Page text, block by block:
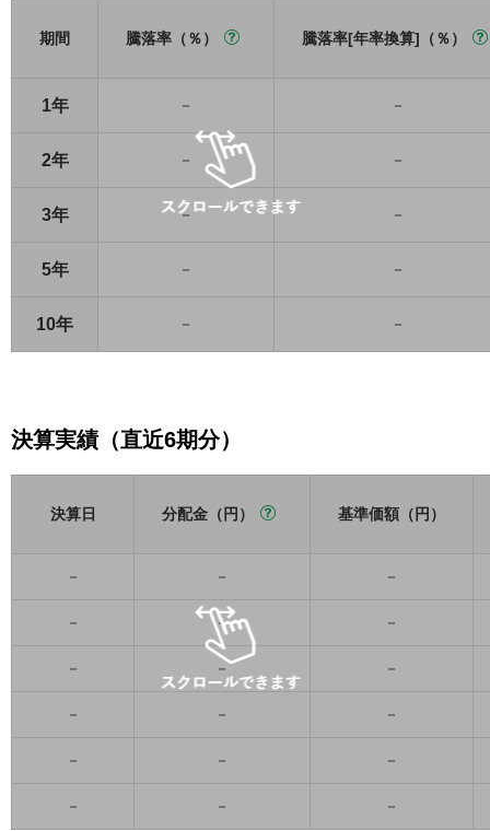
期間 騰落率（％） 騰落率[年率換算]（％）
1年 － －
2年 － －
3年 － －
5年 － －
10年 － －
決算実績（直近6期分）
決算日 分配金（円） 基準価額（円）
－ － －
－ － －
－ － －
－ － －
－ － －
－ － －